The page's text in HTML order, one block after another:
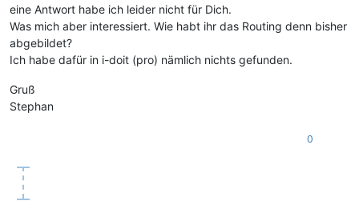
eine Antwort habe ich leider nicht für Dich.
Was mich aber interessiert. Wie habt ihr das Routing denn bisher
abgebildet?
Ich habe dafür in i-doit (pro) nämlich nichts gefunden.
Gruß
Stephan
0